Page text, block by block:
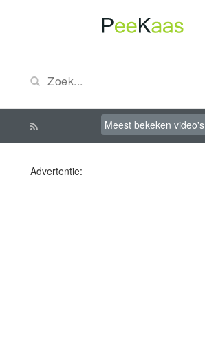
Meest bekeken video's
Advertentie: